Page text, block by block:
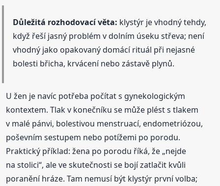
Důležitá rozhodovací věta: klystýr je vhodný tehdy,
když řeší jasný problém v dolním úseku střeva; není
vhodný jako opakovaný domácí rituál při nejasné
bolesti břicha, krvácení nebo zástavě plynů.
U žen je navíc potřeba počítat s gynekologickým
kontextem. Tlak v konečníku se může plést s tlakem
v malé pánvi, bolestivou menstruací, endometriózou,
poševním sestupem nebo potížemi po porodu.
Praktický příklad: žena po porodu říká, že „nejde
na stolici“, ale ve skutečnosti se bojí zatlačit kvůli
poranění hráze. Tam nemusí být klystýr první volba;